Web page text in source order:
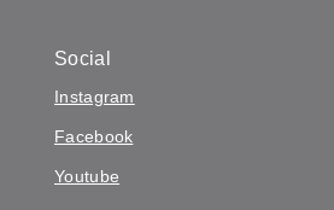
Social
Instagram
Facebook
Youtube